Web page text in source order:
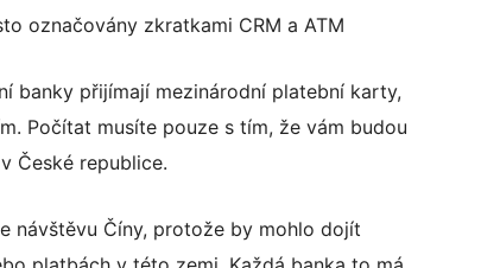
označovány zkratkami CRM a ATM
banky přijímají mezinárodní platební karty,
Počítat musíte pouze s tím, že vám budou
České republice.
návštěvu Číny, protože by mohlo dojít